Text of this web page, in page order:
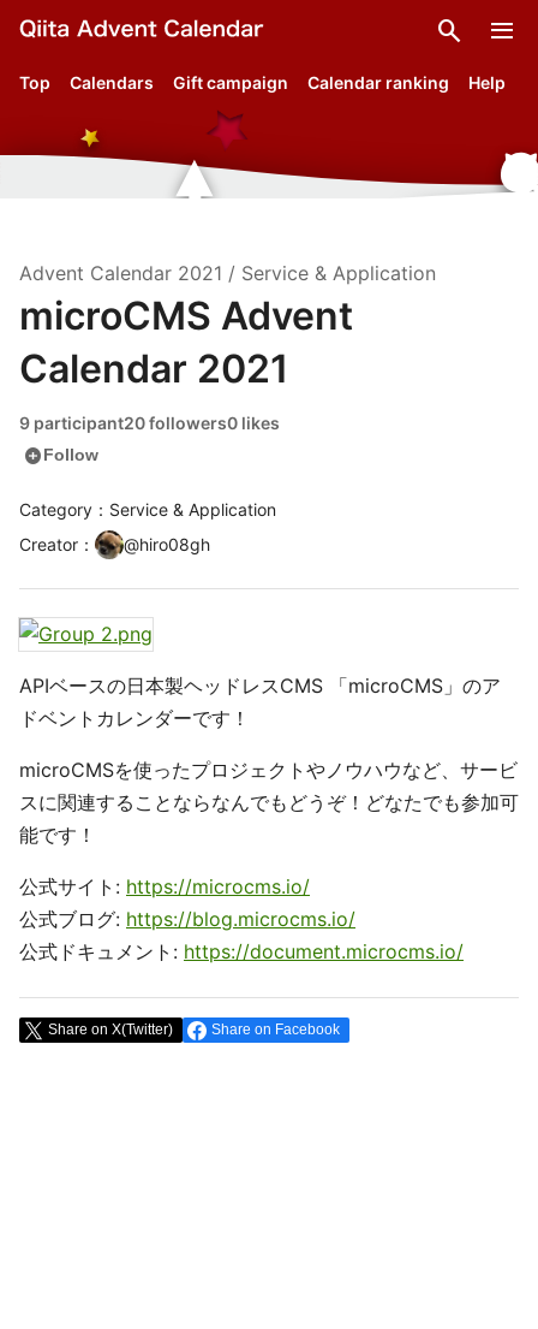
search menu
Top Calendars Gift campaign Calendar ranking Help
Advent Calendar 2021 / Service & Application
microCMS Advent
Calendar 2021
9 participant20 followers0 likes
add_circleFollow
Category：Service & Application
Creator ： @hiro08gh
APIベースの日本製ヘッドレスCMS 「microCMS」のア
ドベントカレンダーです！
microCMSを使ったプロジェクトやノウハウなど、サービ
スに関連することならなんでもどうぞ！どなたでも参加可
能です！
公式サイト: https://microcms.io/
公式ブログ: https://blog.microcms.io/
公式ドキュメント: https://document.microcms.io/
Share on X(Twitter) Share on Facebook